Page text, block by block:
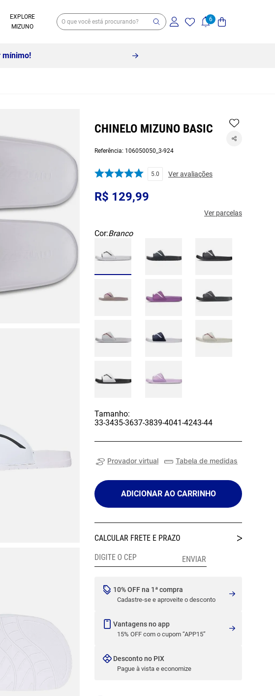
EXPLORE
MIZUNO
CHINELO MIZUNO BASIC
Referência: 106050050_3-924
5.0 Ver avaliações
R$ 129,99
Ver parcelas
Cor:Branco
Tamanho:
33-3435-3637-3839-4041-4243-44
Provador virtual Tabela de medidas
ADICIONAR AO CARRINHO
10% OFF na 1ª compra
Cadastre-se e aproveite o desconto
Vantagens no app
15% OFF com o cupom “APP15”
Desconto no PIX
Pague à vista e economize